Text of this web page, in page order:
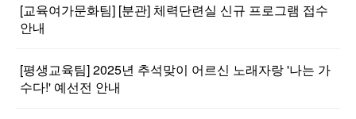
[교육여가문화팀] [분관] 체력단련실 신규 프로그램 접수
안내
[평생교육팀] 2025년 추석맞이 어르신 노래자랑 '나는 가
수다!' 예선전 안내